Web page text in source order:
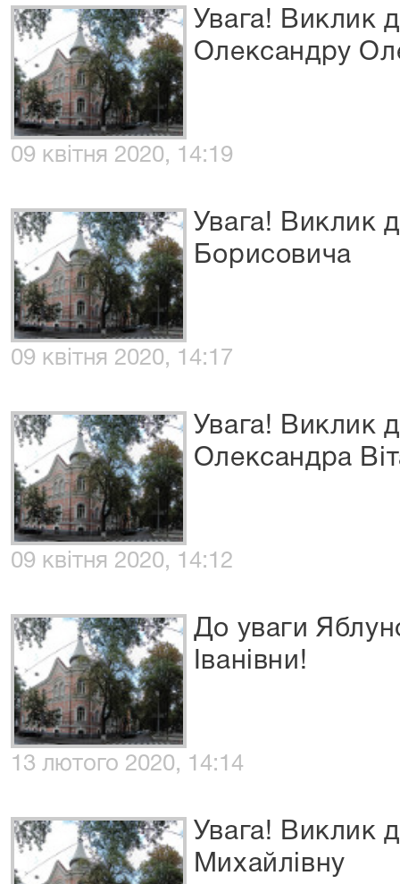
Увага! Виклик
Олександру
09 квітня 2020, 14:19
Увага! Виклик
Борисовича
09 квітня 2020, 14:17
Увага! Виклик
Олександра
09 квітня 2020, 14:12
До уваги
Іванівни!
13 лютого 2020, 14:14
Увага! Виклик
Михайлівну